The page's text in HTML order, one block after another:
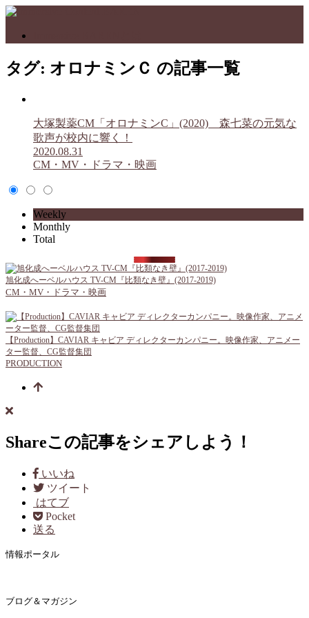
タグ: オロナミンＣ の記事一覧
大塚製薬CM「オロナミンC」(2020) 森七菜の元気な
歌声が校内に響く！
2020.08.31
CM・MV・ドラマ・映画
Weekly
Monthly
Total
旭化成へーベルハウス TV-CM『比類なき壁』(2017-2019)
CM・MV・ドラマ・映画
【Production】CAVIAR キャビア ディレクターカンパニー。映像作家、アニメー
ター監督、CG監督集団
PRODUCTION
Shareこの記事をシェアしよう！
いいね
ツイート
はてブ
Pocket
送る
情報ポータル
ブログ＆マガジン